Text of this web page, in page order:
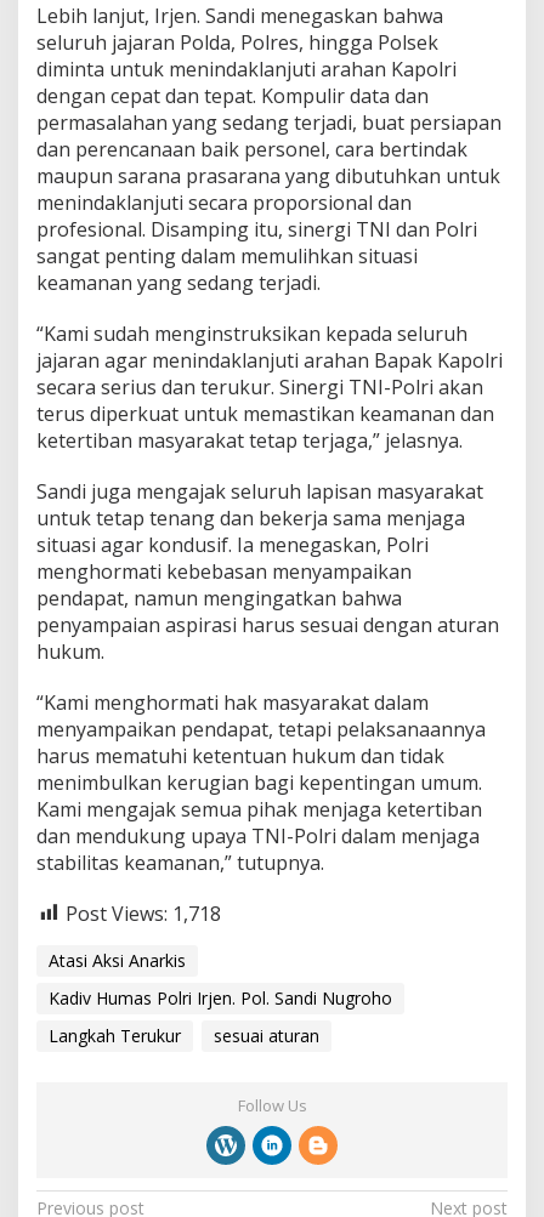
Lebih lanjut, Irjen. Sandi menegaskan bahwa
seluruh jajaran Polda, Polres, hingga Polsek
diminta untuk menindaklanjuti arahan Kapolri
dengan cepat dan tepat. Kompulir data dan
permasalahan yang sedang terjadi, buat persiapan
dan perencanaan baik personel, cara bertindak
maupun sarana prasarana yang dibutuhkan untuk
menindaklanjuti secara proporsional dan
profesional. Disamping itu, sinergi TNI dan Polri
sangat penting dalam memulihkan situasi
keamanan yang sedang terjadi.
“Kami sudah menginstruksikan kepada seluruh
jajaran agar menindaklanjuti arahan Bapak Kapolri
secara serius dan terukur. Sinergi TNI-Polri akan
terus diperkuat untuk memastikan keamanan dan
ketertiban masyarakat tetap terjaga,” jelasnya.
Sandi juga mengajak seluruh lapisan masyarakat
untuk tetap tenang dan bekerja sama menjaga
situasi agar kondusif. Ia menegaskan, Polri
menghormati kebebasan menyampaikan
pendapat, namun mengingatkan bahwa
penyampaian aspirasi harus sesuai dengan aturan
hukum.
“Kami menghormati hak masyarakat dalam
menyampaikan pendapat, tetapi pelaksanaannya
harus mematuhi ketentuan hukum dan tidak
menimbulkan kerugian bagi kepentingan umum.
Kami mengajak semua pihak menjaga ketertiban
dan mendukung upaya TNI-Polri dalam menjaga
stabilitas keamanan,” tutupnya.
Post Views: 1,718
Atasi Aksi Anarkis
Kadiv Humas Polri Irjen. Pol. Sandi Nugroho
Langkah Terukur
sesuai aturan
Follow Us
Previous post
Next post